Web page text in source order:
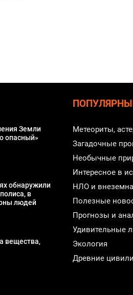
Земли
опасный»
обнаружили
в
людей
вещества,
Метеориты,
Загадочные
Необычные
Интересное в
НЛО и
Полезные
Прогнозы и
Удивительные
Экология
Древние